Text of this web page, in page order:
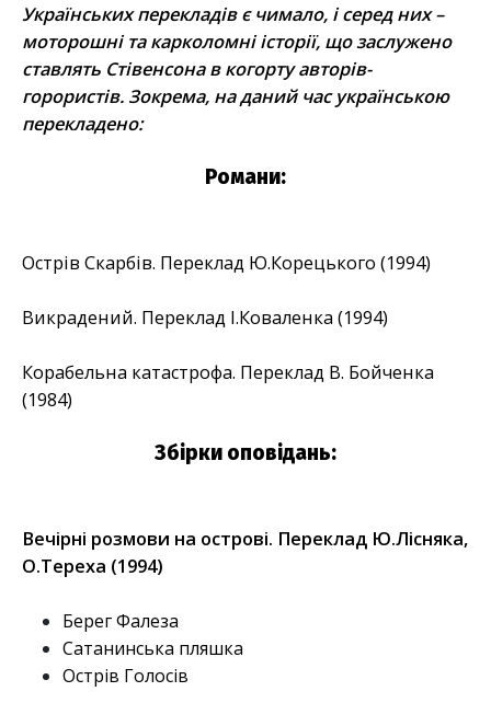
Українських перекладів є чимало, і серед них –
моторошні та карколомні історії, що заслужено
ставлять Стівенсона в когорту авторів-
горористів. Зокрема, на даний час українською
перекладено:
Романи:
Острів Скарбів. Переклад Ю.Корецького (1994)
Викрадений. Переклад І.Коваленка (1994)
Корабельна катастрофа. Переклад В. Бойченка
(1984)
Збірки оповідань:
Вечірні розмови на острові. Переклад Ю.Лісняка,
О.Тереха (1994)
Берег Фалеза
Сатанинська пляшка
Острів Голосів